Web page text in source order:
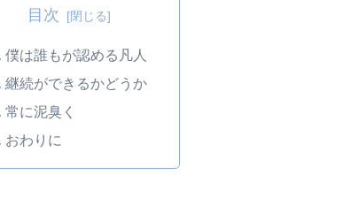
目次
僕は誰もが認める凡人
継続ができるかどうか
常に泥臭く
おわりに